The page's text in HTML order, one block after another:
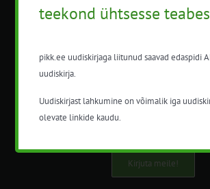
Nõuandeteenistuse
nõustamisteenuseid.
info@pikk.ee
Kirjuta meile!
teekond ühtsesse
pikk.ee uudiskirjaga liitunud saavad edaspidi
uudiskirja.
Uudiskirjast lahkumine on võimalik iga
olevate linkide kaudu.